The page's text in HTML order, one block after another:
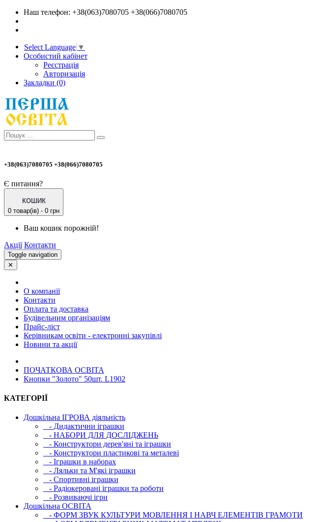
Наш телефон: +38(063)7080705 +38(066)7080705
Select Language ▼
Особистий кабінет
Реєстрація
Авторизація
Закладки (0)
+38(063)7080705 +38(066)7080705
Є питання?
КОШИК
0 товар(ів) - 0 грн
Ваш кошик порожній!
Акції Контакти
Toggle navigation
✕
О компанії
Контакти
Оплата та доставка
Будівельним організаціям
Прайс-ліст
Керівникам освіти - електронні закупівлі
Новини та акції
ПОЧАТКОВА ОСВIТА
Кнопки "Золото" 50шт. L1902
КАТЕГОРІЇ
Дошкільна ІГРОВА діяльність
- Дидактични іграшки
- НАБОРИ ДЛЯ ДОСЛІДЖЕНЬ
- Конструктори дерев'яні та іграшки
- Конструктори пластикові та металеві
- Іграшки в наборах
- Ляльки та М'які іграшки
- Спортивні іграшки
- Радіокеровані іграшки та роботи
- Розвиваючі ігри
Дошкільна ОСВIТА
- ФОРМ ЗВУК КУЛЬТУРИ МОВЛЕННЯ І НАВЧ ЕЛЕМЕНТІВ ГРАМОТИ